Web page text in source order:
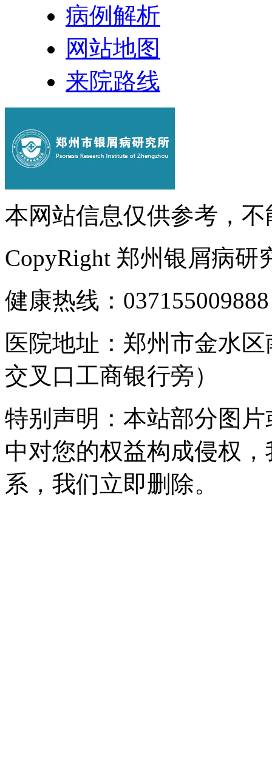
病例解析
网站地图
来院路线
本网站信息仅供参考，
CopyRight 郑州银屑病研
健康热线：
医院地址：郑州市金水
交叉口工商银行旁）
特别声明：本站部分图
中对您的权益构成侵权
系，我们立即删除。